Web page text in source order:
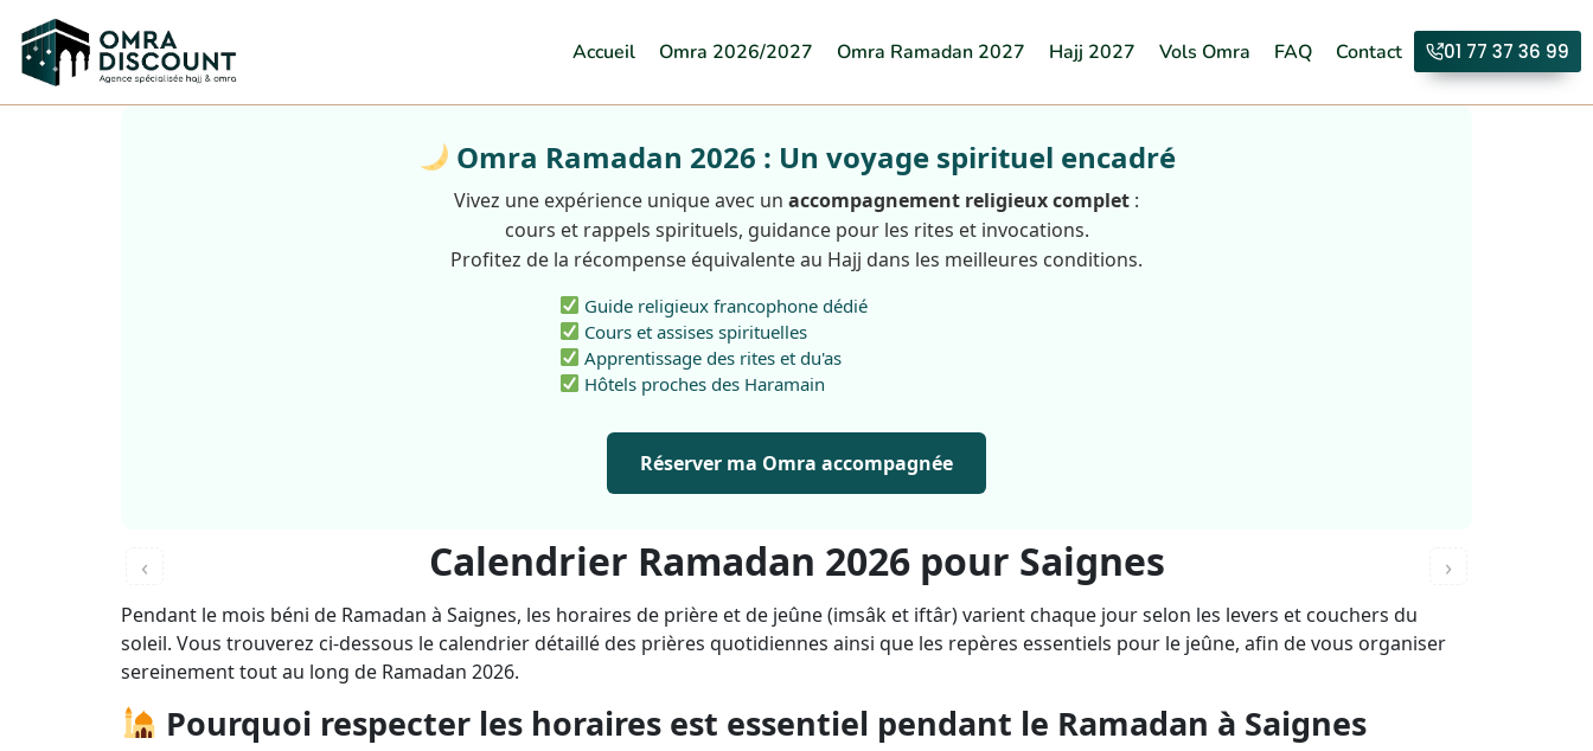
Accueil Omra 2026/2027 Omra Ramadan 2027 Hajj 2027 Vols Omra FAQ Contact 01 77 37 36 99
Omra Ramadan 2026 : Un voyage spirituel encadré
Vivez une expérience unique avec un accompagnement religieux complet :
cours et rappels spirituels, guidance pour les rites et invocations.
Profitez de la récompense équivalente au Hajj dans les meilleures conditions.
Guide religieux francophone dédié
Cours et assises spirituelles
Apprentissage des rites et du'as
Hôtels proches des Haramain
Réserver ma Omra accompagnée
‹ Calendrier Ramadan 2026 pour Saignes ›
Pendant le mois béni de Ramadan à Saignes, les horaires de prière et de jeûne (imsâk et iftâr) varient chaque jour selon les levers et couchers du
soleil. Vous trouverez ci-dessous le calendrier détaillé des prières quotidiennes ainsi que les repères essentiels pour le jeûne, afin de vous organiser
sereinement tout au long de Ramadan 2026.
Pourquoi respecter les horaires est essentiel pendant le Ramadan à Saignes